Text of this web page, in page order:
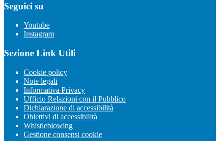
Seguici su
Youtube
Instagram
Sezione Link Utili
Cookie policy
Note legali
Informativa Privacy
Ufficio Relazioni con il Pubblico
Dichiarazione di accessibilità
Obiettivi di accessibilità
Whistleblowing
Gestione consensi cookie